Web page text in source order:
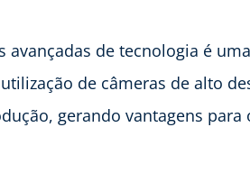
avançadas de tecnologia é
de câmeras de alto
gerando vantagens